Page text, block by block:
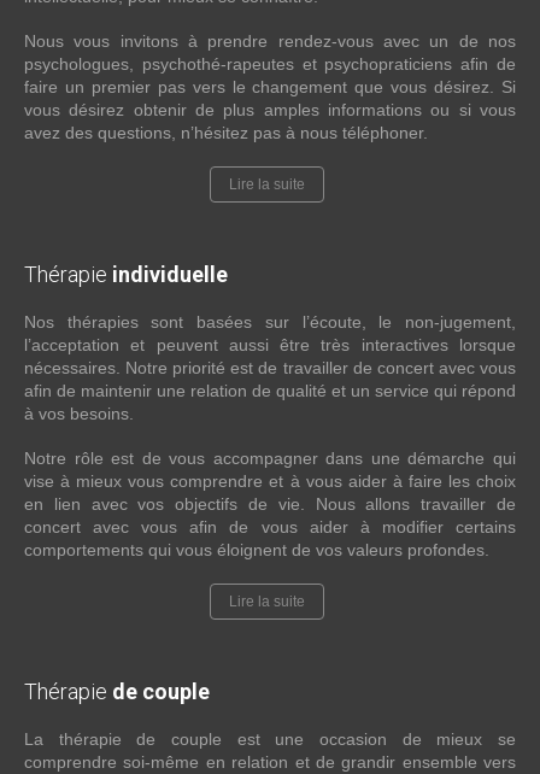
Nous vous invitons à prendre rendez-vous avec un de nos
psychologues, psychothé-rapeutes et psychopraticiens afin de
faire un premier pas vers le changement que vous désirez. Si
vous désirez obtenir de plus amples informations ou si vous
avez des questions, n’hésitez pas à nous téléphoner.
Lire la suite
Thérapie individuelle
Nos thérapies sont basées sur l’écoute, le non-jugement,
l’acceptation et peuvent aussi être très interactives lorsque
nécessaires. Notre priorité est de travailler de concert avec vous
afin de maintenir une relation de qualité et un service qui répond
à vos besoins.
Notre rôle est de vous accompagner dans une démarche qui
vise à mieux vous comprendre et à vous aider à faire les choix
en lien avec vos objectifs de vie. Nous allons travailler de
concert avec vous afin de vous aider à modifier certains
comportements qui vous éloignent de vos valeurs profondes.
Lire la suite
Thérapie de couple
La thérapie de couple est une occasion de mieux se
comprendre soi-même en relation et de grandir ensemble vers